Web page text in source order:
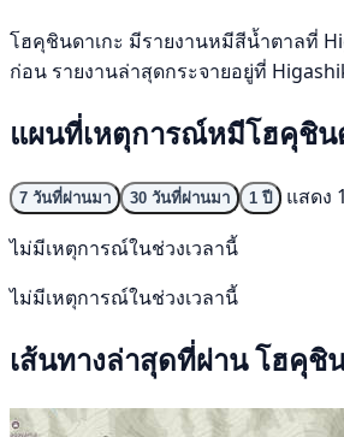
โฮคุชินดาเกะ มีรายงานหมีสีน้ำตาลที่
ก่อน รายงานล่าสุดกระจายอยู่ที่
แผนที่เหตุการณ์หมีโฮคุชิน
7 วันที่ผ่านมา 30 วันที่ผ่านมา 1 ปี
แสดง
ไม่มีเหตุการณ์ในช่วงเวลานี้
ไม่มีเหตุการณ์ในช่วงเวลานี้
เส้นทางล่าสุดที่ผ่าน โฮคุชิ